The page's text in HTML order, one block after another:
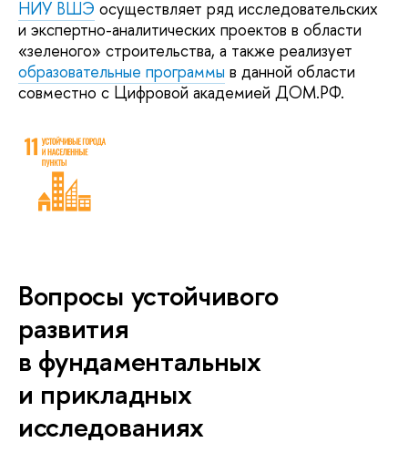
НИУ ВШЭ осуществляет ряд исследовательских
и экспертно-аналитических проектов в области
«зеленого» строительства, а также реализует
образовательные программы в данной области
совместно с Цифровой академией ДОМ.РФ.
Вопросы устойчивого
развития
в фундаментальных
и прикладных
исследованиях